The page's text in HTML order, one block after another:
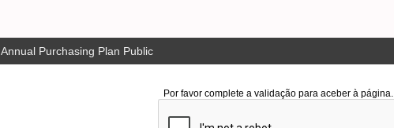
Annual Purchasing Plan Public
Por favor complete a validação para aceber à página.